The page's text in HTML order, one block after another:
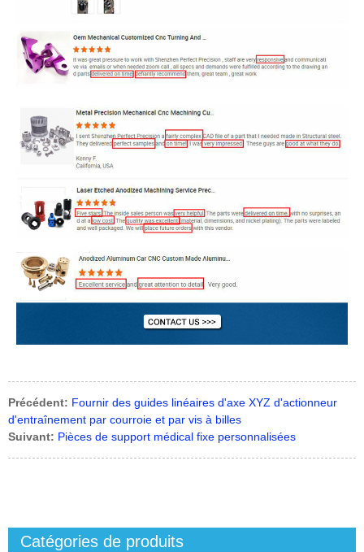
Précédent: Fournir des guides linéaires d'axe XYZ d'actionneur
d'entraînement par courroie et par vis à billes
Suivant: Pièces de support médical fixe personnalisées
Catégories de produits